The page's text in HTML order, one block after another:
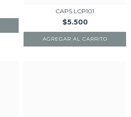
CAPS LCP101
$5.500
AGREGAR AL CARRITO